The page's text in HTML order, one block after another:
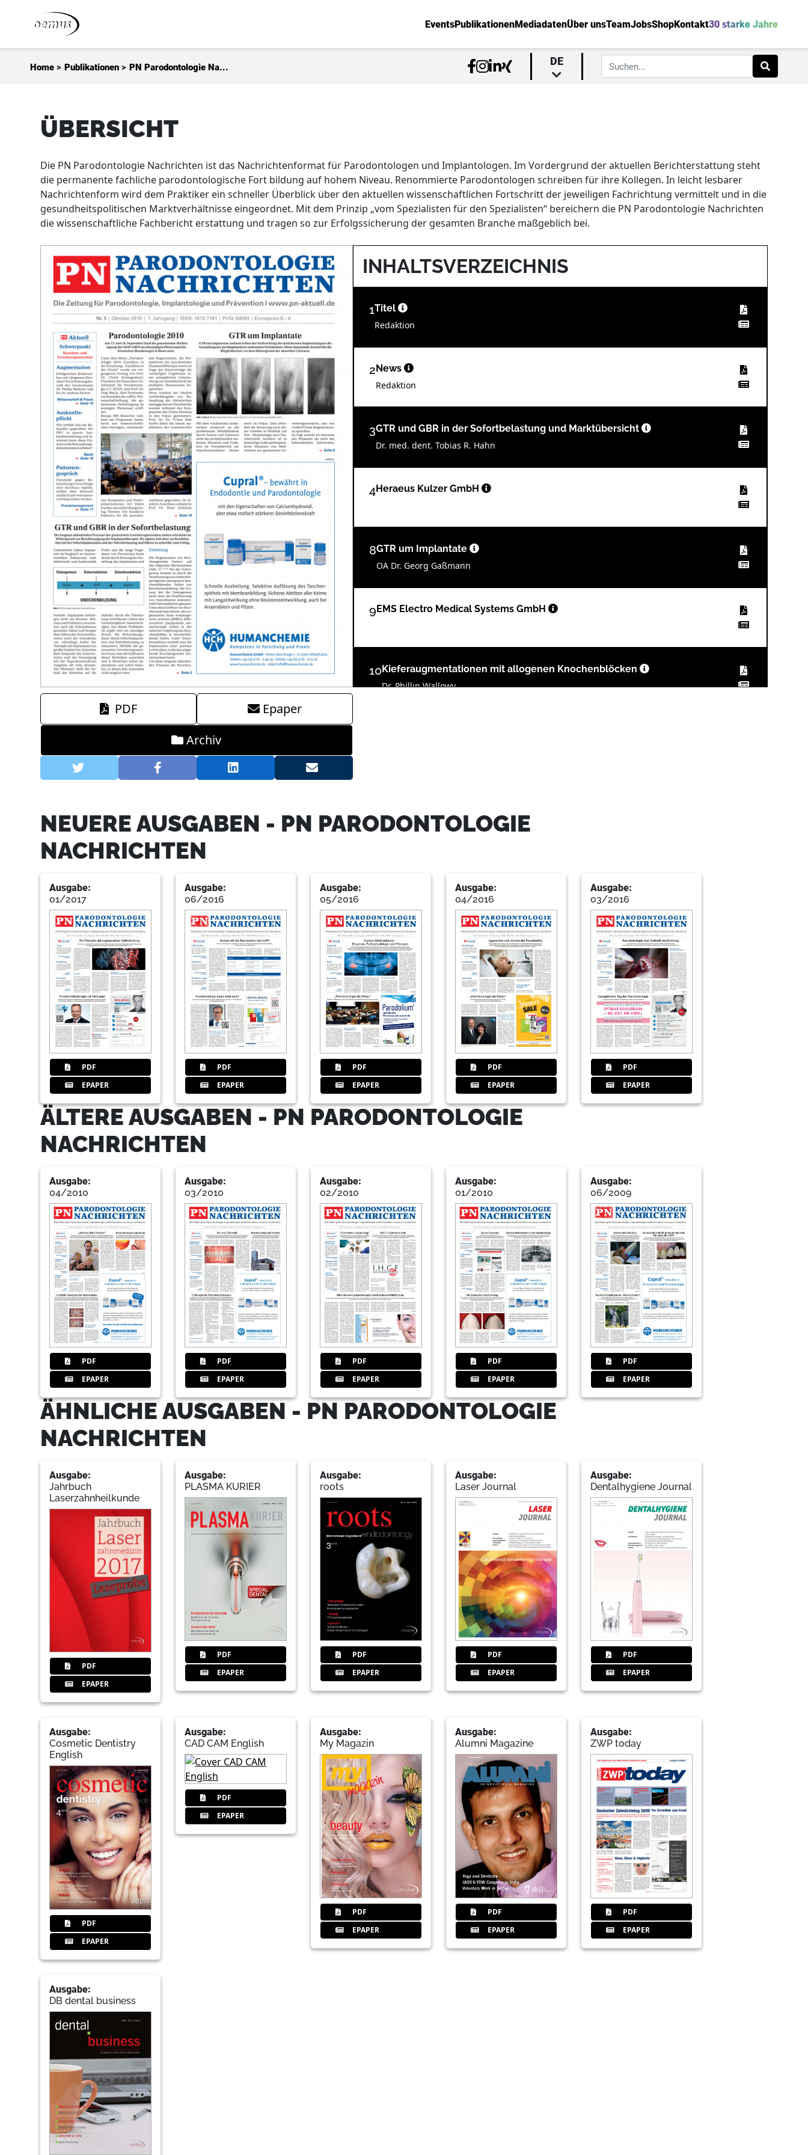
EventsPublikationenMediadatenÜber unsTeamJobsShopKontakt30 starke Jahre
Home > Publikationen > PN Parodontologie Na... DE
ÜBERSICHT
Die PN Parodontologie Nachrichten ist das Nachrichtenformat für Parodontologen und Implantologen. Im Vordergrund der aktuellen Berichterstattung steht
die permanente fachliche parodontologische Fort bildung auf hohem Niveau. Renommierte Parodontologen schreiben für ihre Kollegen. In leicht lesbarer
Nachrichtenform wird dem Praktiker ein schneller Überblick über den aktuellen wissenschaftlichen Fortschritt der jeweiligen Fachrichtung vermittelt und in die
gesundheitspolitischen Marktverhältnisse eingeordnet. Mit dem Prinzip „vom Spezialisten für den Spezialisten“ bereichern die PN Parodontologie Nachrichten
die wissenschaftliche Fachbericht erstattung und tragen so zur Erfolgssicherung der gesamten Branche maßgeblich bei.
PDF
Epaper
Archiv
INHALTSVERZEICHNIS
1Titel
Redaktion
2News
Redaktion
3GTR und GBR in der Sofortbelastung und Marktübersicht
Dr. med. dent. Tobias R. Hahn
4Heraeus Kulzer GmbH
8GTR um Implantate
OA Dr. Georg Gaßmann
9EMS Electro Medical Systems GmbH
10Kieferaugmentationen mit allogenen Knochenblöcken
Dr. Phillip Wallowy
17Zugang zum Patienten finden – Das Einwand freie Patientengespräch
Doris Stempfle
18Events
Redaktion
19 1. White Lounge Veneersymposium
20 Produkte
Redaktion
24NSK Europe GmbH
NEUERE AUSGABEN - PN PARODONTOLOGIE
NACHRICHTEN
Ausgabe:
01/2017
PDF
EPAPER
Ausgabe:
06/2016
PDF
EPAPER
Ausgabe:
05/2016
PDF
EPAPER
Ausgabe:
04/2016
PDF
EPAPER
Ausgabe:
03/2016
PDF
EPAPER
ÄLTERE AUSGABEN - PN PARODONTOLOGIE
NACHRICHTEN
Ausgabe:
04/2010
PDF
EPAPER
Ausgabe:
03/2010
PDF
EPAPER
Ausgabe:
02/2010
PDF
EPAPER
Ausgabe:
01/2010
PDF
EPAPER
Ausgabe:
06/2009
PDF
EPAPER
ÄHNLICHE AUSGABEN - PN PARODONTOLOGIE
NACHRICHTEN
Ausgabe:
Jahrbuch
Laserzahnheilkunde
PDF
EPAPER
Ausgabe:
PLASMA KURIER
PDF
EPAPER
Ausgabe:
roots
PDF
EPAPER
Ausgabe:
Laser Journal
PDF
EPAPER
Ausgabe:
Dentalhygiene Journal
PDF
EPAPER
Ausgabe:
Cosmetic Dentistry
English
PDF
EPAPER
Ausgabe:
CAD CAM English
PDF
EPAPER
Ausgabe:
My Magazin
PDF
EPAPER
Ausgabe:
Alumni Magazine
PDF
EPAPER
Ausgabe:
ZWP today
PDF
EPAPER
Ausgabe:
DB dental business